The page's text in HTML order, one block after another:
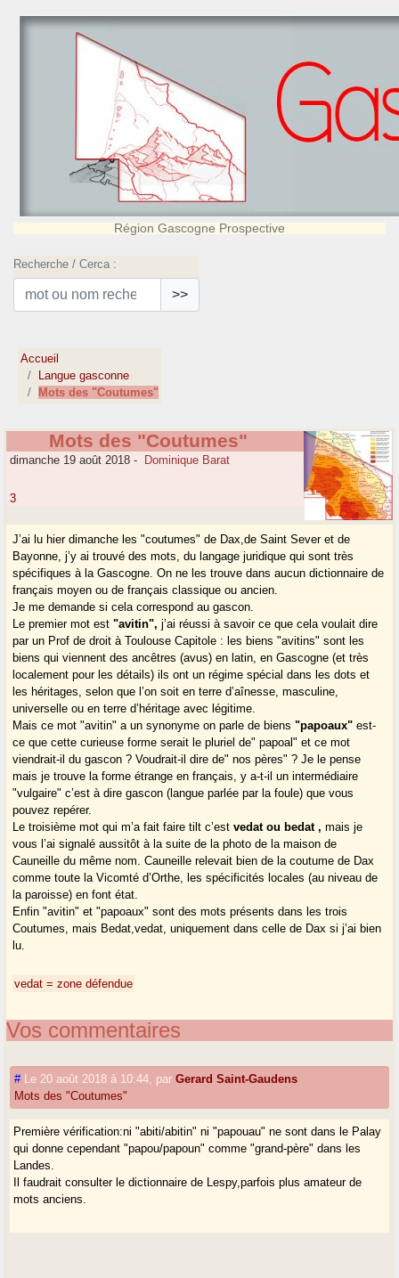
Région Gascogne Prospective
Recherche / Cerca :
>>
Accueil
Langue gasconne
Mots des "Coutumes"
Mots des "Coutumes"
dimanche 19 août 2018 - Dominique Barat
3
J’ai lu hier dimanche les "coutumes" de Dax,de Saint Sever et de
Bayonne, j’y ai trouvé des mots, du langage juridique qui sont très
spécifiques à la Gascogne. On ne les trouve dans aucun dictionnaire de
français moyen ou de français classique ou ancien.
Je me demande si cela correspond au gascon.
Le premier mot est"avitin", j’ai réussi à savoir ce que cela voulait dire
par un Prof de droit à Toulouse Capitole : les biens "avitins" sont les
biens qui viennent des ancêtres (avus) en latin, en Gascogne (et très
localement pour les détails) ils ont un régime spécial dans les dots et
les héritages, selon que l’on soit en terre d’aînesse, masculine,
universelle ou en terre d’héritage avec légitime.
Mais ce mot "avitin" a un synonyme on parle de biens"papoaux" est-
ce que cette curieuse forme serait le pluriel de" papoal" et ce mot
viendrait-il du gascon ? Voudrait-il dire de" nos pères" ? Je le pense
mais je trouve la forme étrange en français, y a-t-il un intermédiaire
"vulgaire" c’est à dire gascon (langue parlée par la foule) que vous
pouvez repérer.
Le troisième mot qui m’a fait faire tilt c’estvedat ou bedat , mais je
vous l’ai signalé aussitôt à la suite de la photo de la maison de
Cauneille du même nom. Cauneille relevait bien de la coutume de Dax
comme toute la Vicomté d’Orthe, les spécificités locales (au niveau de
la paroisse) en font état.
Enfin "avitin" et "papoaux" sont des mots présents dans les trois
Coutumes, mais Bedat,vedat, uniquement dans celle de Dax si j’ai bien
lu.
vedat = zone défendue
Vos commentaires
# Le 20 août 2018 à 10:44 parGerard Saint-Gaudens
Mots des "Coutumes"
Première vérification:ni "abiti/abitin" ni "papouau" ne sont dans le Palay
qui donne cependant "papou/papoun" comme "grand-père" dans les
Landes.
Il faudrait consulter le dictionnaire de Lespy,parfois plus amateur de
mots anciens.